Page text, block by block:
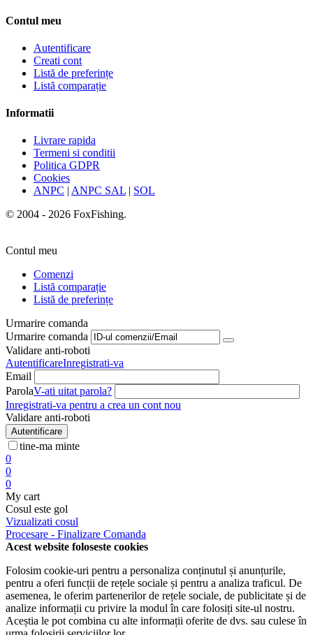
Contul meu
Autentificare
Creati cont
Listă de preferințe
Listă comparație
Informatii
Livrare rapida
Termeni si conditii
Politica GDPR
Cookies
ANPC | ANPC SAL | SOL
© 2004 - 2026 FoxFishing.
Contul meu
Comenzi
Listă comparație
Listă de preferințe
Urmarire comanda
Urmarire comanda
Validare anti-roboti
AutentificareInregistrati-va
Email
ParolaV-ati uitat parola?
Inregistrati-va pentru a crea un cont nou
Validare anti-roboti
Autentificare
tine-ma minte
0
0
0
My cart
Cosul este gol
Vizualizati cosul
Procesare - Finalizare Comanda
Acest website foloseste cookies
Folosim cookie-uri pentru a personaliza conținutul și anunțurile,
pentru a oferi funcții de rețele sociale și pentru a analiza traficul. De
asemenea, le oferim partenerilor de rețele sociale, de publicitate și de
analize informații cu privire la modul în care folosiți site-ul nostru.
Aceștia le pot combina cu alte informații oferite de dvs. sau culese în